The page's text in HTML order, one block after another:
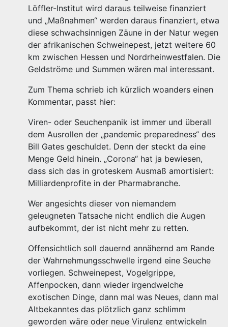
Löffler-Institut wird daraus teilweise finanziert
und „Maßnahmen“ werden daraus finanziert, etwa
diese schwachsinnigen Zäune in der Natur wegen
der afrikanischen Schweinepest, jetzt weitere 60
km zwischen Hessen und Nordrheinwestfalen. Die
Geldströme und Summen wären mal interessant.
Zum Thema schrieb ich kürzlich woanders einen
Kommentar, passt hier:
Viren- oder Seuchenpanik ist immer und überall
dem Ausrollen der „pandemic preparedness“ des
Bill Gates geschuldet. Denn der steckt da eine
Menge Geld hinein. „Corona“ hat ja bewiesen,
dass sich das in groteskem Ausmaß amortisiert:
Milliardenprofite in der Pharmabranche.
Wer angesichts dieser von niemandem
geleugneten Tatsache nicht endlich die Augen
aufbekommt, der ist nicht mehr zu retten.
Offensichtlich soll dauernd annähernd am Rande
der Wahrnehmungsschwelle irgend eine Seuche
vorliegen. Schweinepest, Vogelgrippe,
Affenpocken, dann wieder irgendwelche
exotischen Dinge, dann mal was Neues, dann mal
Altbekanntes das plötzlich ganz schlimm
geworden wäre oder neue Virulenz entwickeln